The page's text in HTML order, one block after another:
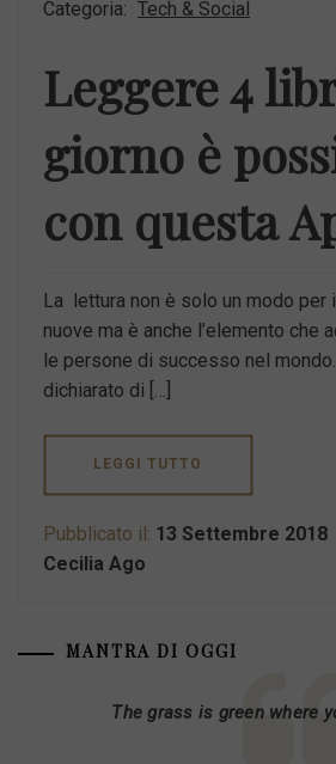
Categoria: Tech & Social
Leggere 4
giorno è
con questa
La lettura non è solo un modo per
nuove ma è anche l’elemento che
le persone di successo nel
dichiarato di […]
LEGGI TUTTO
Pubblicato il: 13 Settembre 2018
Cecilia Ago
MANTRA DI OGGI
The grass is green where